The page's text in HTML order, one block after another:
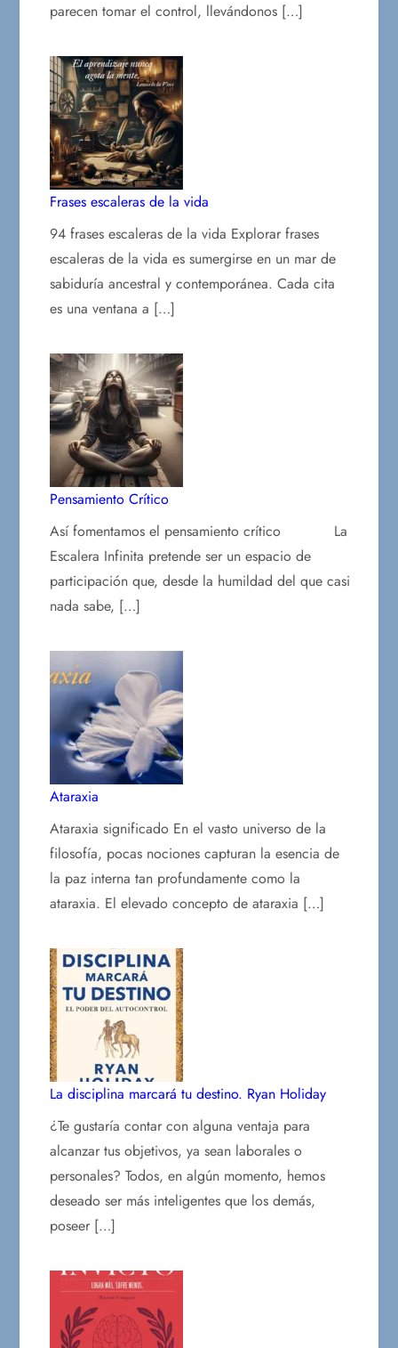
parecen tomar el control, llevándonos […]
Frases escaleras de la vida
94 frases escaleras de la vida Explorar frases
escaleras de la vida es sumergirse en un mar de
sabiduría ancestral y contemporánea. Cada cita
es una ventana a […]
Pensamiento Crítico
Así fomentamos el pensamiento crítico La
Escalera Infinita pretende ser un espacio de
participación que, desde la humildad del que casi
nada sabe, […]
Ataraxia
Ataraxia significado En el vasto universo de la
filosofía, pocas nociones capturan la esencia de
la paz interna tan profundamente como la
ataraxia. El elevado concepto de ataraxia […]
La disciplina marcará tu destino. Ryan Holiday
¿Te gustaría contar con alguna ventaja para
alcanzar tus objetivos, ya sean laborales o
personales? Todos, en algún momento, hemos
deseado ser más inteligentes que los demás,
poseer […]